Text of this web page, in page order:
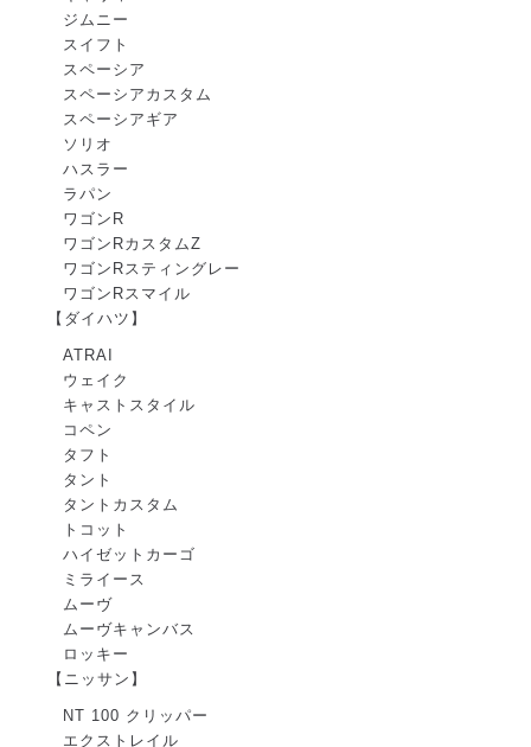
ジムニー
スイフト
スペーシア
スペーシアカスタム
スペーシアギア
ソリオ
ハスラー
ラパン
ワゴンR
ワゴンRカスタムZ
ワゴンRスティングレー
ワゴンRスマイル
【ダイハツ】
ATRAI
ウェイク
キャストスタイル
コペン
タフト
タント
タントカスタム
トコット
ハイゼットカーゴ
ミライース
ムーヴ
ムーヴキャンバス
ロッキー
【ニッサン】
NT 100 クリッパー
エクストレイル